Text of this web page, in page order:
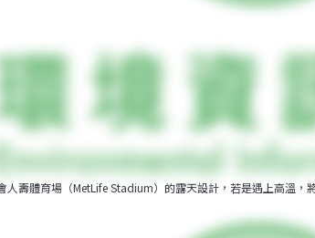
人壽體育場（MetLife Stadium）的露天設計，若是遇上高溫